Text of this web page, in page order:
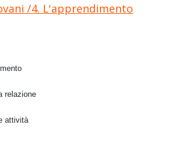
/4. L'apprendimento
relazione
attività